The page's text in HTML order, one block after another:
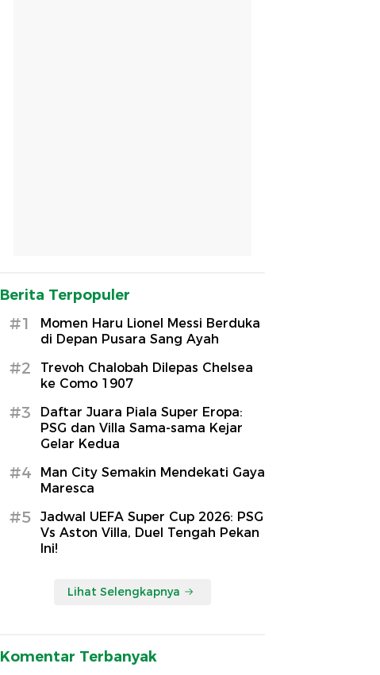
Berita Terpopuler
#1
Momen Haru Lionel Messi Berduka
di Depan Pusara Sang Ayah
#2
Trevoh Chalobah Dilepas Chelsea
ke Como 1907
#3
Daftar Juara Piala Super Eropa:
PSG dan Villa Sama-sama Kejar
Gelar Kedua
#4
Man City Semakin Mendekati Gaya
Maresca
#5
Jadwal UEFA Super Cup 2026: PSG
Vs Aston Villa, Duel Tengah Pekan
Ini!
Lihat Selengkapnya
Komentar Terbanyak